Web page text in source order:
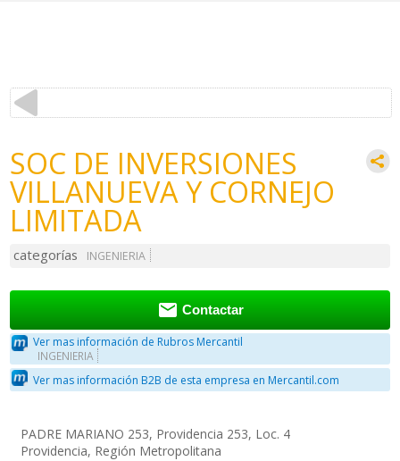
SOC DE INVERSIONES
VILLANUEVA Y CORNEJO
LIMITADA
categorías INGENIERIA
 Contactar
Ver mas información de Rubros Mercantil
INGENIERIA
Ver mas información B2B de esta empresa en Mercantil.com
PADRE MARIANO 253, Providencia 253, Loc. 4
Providencia, Región Metropolitana